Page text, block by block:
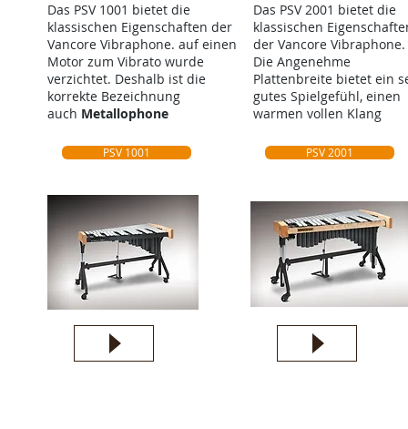
Das PSV 1001 bietet die
klassischen Eigenschaften der
Vancore Vibraphone. auf einen
Motor zum Vibrato wurde
verzichtet. Deshalb ist die
korrekte Bezeichnung
auch Metallophone
PSV 1001
Das PSV 2001 bietet die
klassischen
der Vancore Vibraphone.
Die Angenehme
Plattenbreite bietet ein
gutes Spielgefühl, einen
warmen vollen Klang
PSV 2001